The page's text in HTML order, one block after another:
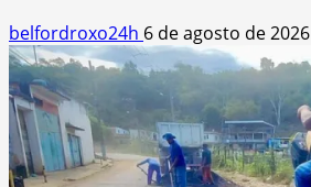
belfordroxo24h 6 de agosto de 2026